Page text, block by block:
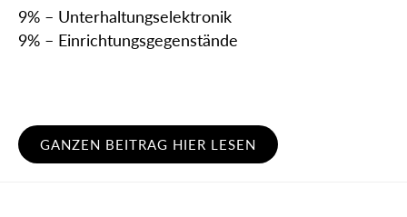
9% – Unterhaltungselektronik
9% – Einrichtungsgegenstände
GANZEN BEITRAG HIER LESEN